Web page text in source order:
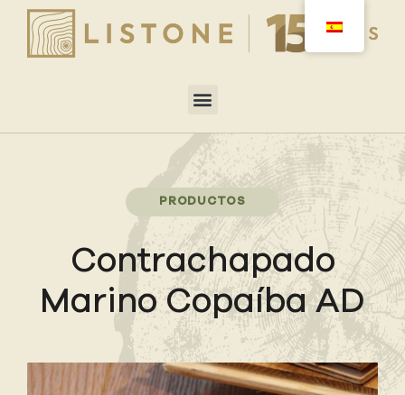
PRODUCTOS
Contrachapado
Marino Copaíba AD